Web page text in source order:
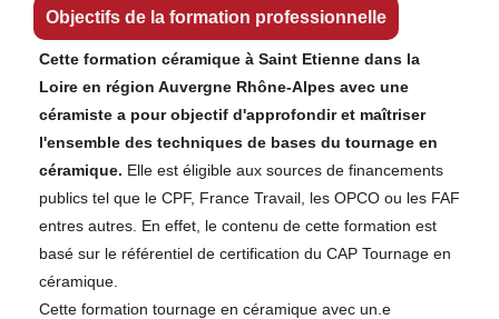
Objectifs de la formation professionnelle
Cette formation céramique à Saint Etienne dans la
Loire en région Auvergne Rhône-Alpes avec une
céramiste a pour objectif d'approfondir et maîtriser
l'ensemble des techniques de bases du tournage en
céramique. Elle est éligible aux sources de financements
publics tel que le CPF, France Travail, les OPCO ou les FAF
entres autres. En effet, le contenu de cette formation est
basé sur le référentiel de certification du CAP Tournage en
céramique.
Cette formation tournage en céramique avec un.e